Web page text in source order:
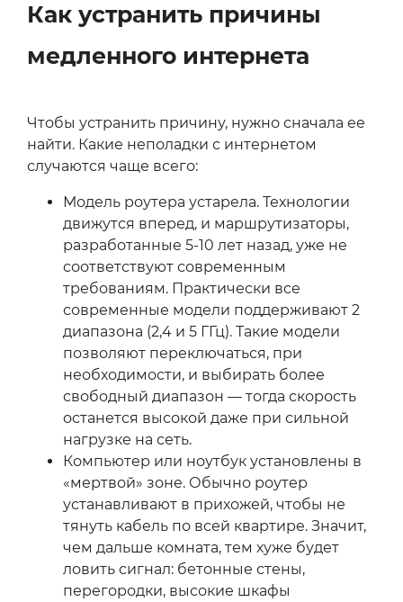
Как устранить причины
медленного интернета
Чтобы устранить причину, нужно сначала ее
найти. Какие неполадки с интернетом
случаются чаще всего:
Модель роутера устарела. Технологии
движутся вперед, и маршрутизаторы,
разработанные 5-10 лет назад, уже не
соответствуют современным
требованиям. Практически все
современные модели поддерживают 2
диапазона (2,4 и 5 ГГц). Такие модели
позволяют переключаться, при
необходимости, и выбирать более
свободный диапазон — тогда скорость
останется высокой даже при сильной
нагрузке на сеть.
Компьютер или ноутбук установлены в
«мертвой» зоне. Обычно роутер
устанавливают в прихожей, чтобы не
тянуть кабель по всей квартире. Значит,
чем дальше комната, тем хуже будет
ловить сигнал: бетонные стены,
перегородки, высокие шкафы